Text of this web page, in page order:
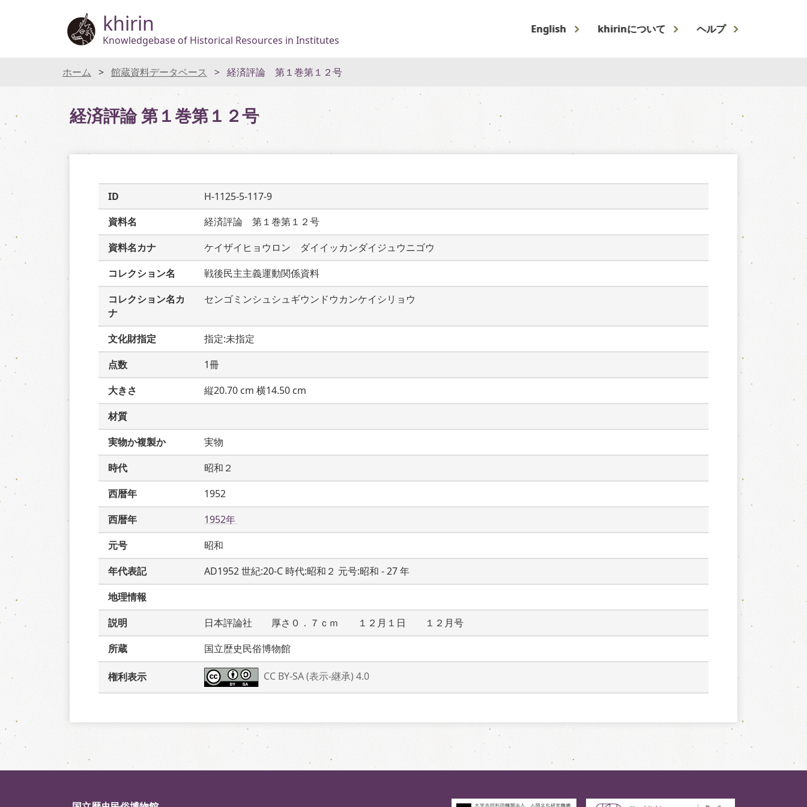
khirin
Knowledgebase of Historical Resources in Institutes
English khirinについて ヘルプ
ホーム 館蔵資料データベース 経済評論 第１巻第１２号
経済評論 第１巻第１２号
ID
H-1125-5-117-9
資料名
経済評論　第１巻第１２号
資料名カナ
ケイザイヒョウロン　ダイイッカンダイジュウニゴウ
コレクション名
戦後民主主義運動関係資料
コレクション名カ
ナ
センゴミンシュシュギウンドウカンケイシリョウ
文化財指定
指定:未指定
点数
1冊
大きさ
縦20.70 cm 横14.50 cm
材質
実物か複製か
実物
時代
昭和２
西暦年
1952
西暦年
1952年
元号
昭和
年代表記
AD1952 世紀:20-C 時代:昭和２ 元号:昭和 - 27 年
地理情報
説明
日本評論社　　厚さ０．７ｃｍ　　１２月１日　　１２月号
所蔵
国立歴史民俗博物館
権利表示 CC BY-SA (表示-継承) 4.0